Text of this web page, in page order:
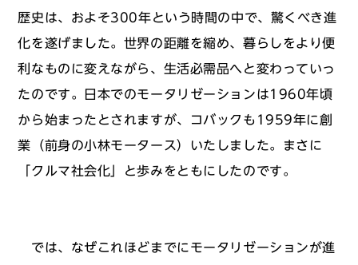
歴史は、およそ300年という時間の中で、驚くべき進
化を遂げました。世界の距離を縮め、暮らしをより便
利なものに変えながら、生活必需品へと変わっていっ
たのです。日本でのモータリゼーションは1960年頃
から始まったとされますが、コバックも1959年に創
業（前身の小林モータース）いたしました。まさに
「クルマ社会化」と歩みをともにしたのです。
では、なぜこれほどまでにモータリゼーションが進